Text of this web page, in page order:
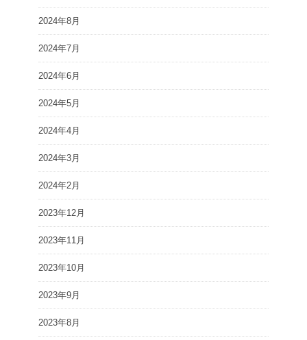
2024年8月
2024年7月
2024年6月
2024年5月
2024年4月
2024年3月
2024年2月
2023年12月
2023年11月
2023年10月
2023年9月
2023年8月